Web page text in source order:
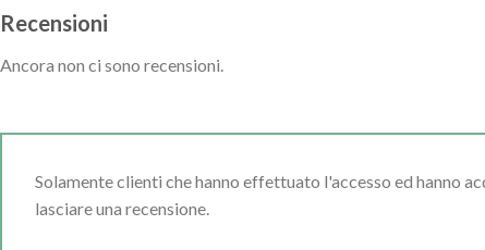
Recensioni
Ancora non ci sono recensioni.
Solamente clienti che hanno effettuato l'accesso ed hanno
lasciare una recensione.